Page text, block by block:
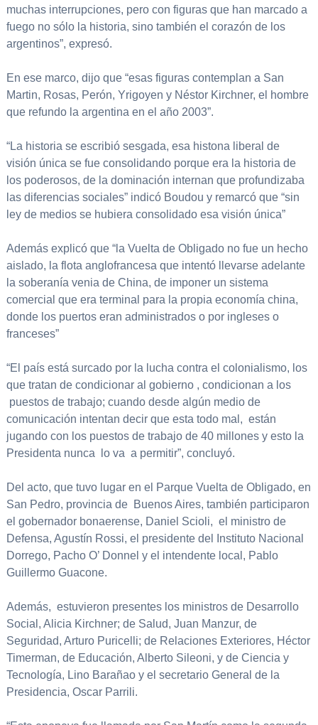
muchas interrupciones, pero con figuras que han marcado a
fuego no sólo la historia, sino también el corazón de los
argentinos”, expresó.
En ese marco, dijo que “esas figuras contemplan a San
Martin, Rosas, Perón, Yrigoyen y Néstor Kirchner, el hombre
que refundo la argentina en el año 2003”.
“La historia se escribió sesgada, esa histona liberal de
visión única se fue consolidando porque era la historia de
los poderosos, de la dominación internan que profundizaba
las diferencias sociales” indicó Boudou y remarcó que “sin
ley de medios se hubiera consolidado esa visión única”
Además explicó que “la Vuelta de Obligado no fue un hecho
aislado, la flota anglofrancesa que intentó llevarse adelante
la soberanía venia de China, de imponer un sistema
comercial que era terminal para la propia economía china,
donde los puertos eran administrados o por ingleses o
franceses”
“El país está surcado por la lucha contra el colonialismo, los
que tratan de condicionar al gobierno , condicionan a los
puestos de trabajo; cuando desde algún medio de
comunicación intentan decir que esta todo mal, están
jugando con los puestos de trabajo de 40 millones y esto la
Presidenta nunca lo va a permitir”, concluyó.
Del acto, que tuvo lugar en el Parque Vuelta de Obligado, en
San Pedro, provincia de Buenos Aires, también participaron
el gobernador bonaerense, Daniel Scioli, el ministro de
Defensa, Agustín Rossi, el presidente del Instituto Nacional
Dorrego, Pacho O’ Donnel y el intendente local, Pablo
Guillermo Guacone.
Además, estuvieron presentes los ministros de Desarrollo
Social, Alicia Kirchner; de Salud, Juan Manzur, de
Seguridad, Arturo Puricelli; de Relaciones Exteriores, Héctor
Timerman, de Educación, Alberto Sileoni, y de Ciencia y
Tecnología, Lino Barañao y el secretario General de la
Presidencia, Oscar Parrili.